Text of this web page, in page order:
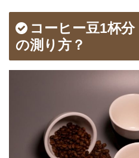
コーヒー豆1杯
の測り方？